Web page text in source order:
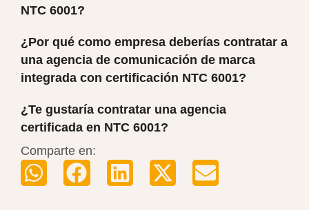
NTC 6001?
¿Por qué como empresa deberías contratar a
una agencia de comunicación de marca
integrada con certificación NTC 6001?
¿Te gustaría contratar una agencia
certificada en NTC 6001?
Comparte en: